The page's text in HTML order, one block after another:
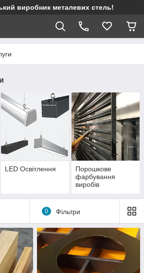
виробник металевих стель!
LED Освітлення
Порошкове
фарбування
виробів
0 Фільтри